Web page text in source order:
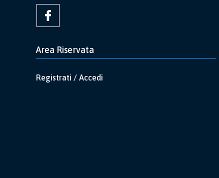
Area Riservata
Registrati / Accedi